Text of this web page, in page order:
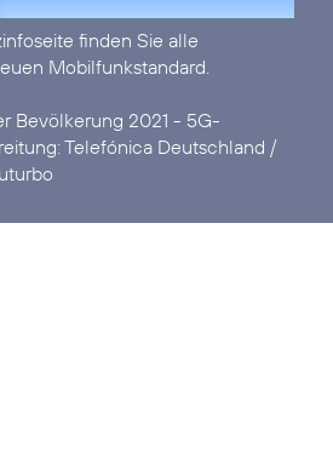
finden Sie alle
Mobilfunkstandard.
Bevölkerung 2021 - 5G-
Telefónica Deutschland /